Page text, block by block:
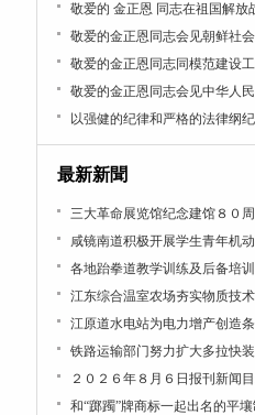
敬爱的 金正恩 同志在祖国解放
敬爱的金正恩同志会见朝鲜社
敬爱的金正恩同志同模范建设
敬爱的金正恩同志会见中华人
以强健的纪律和严格的法律纲
最新新聞
三大革命展览馆纪念建馆８０
咸镜南道积极开展学生青年机
各地跆拳道教学训练及后备培
江东综合温室农场夯实物质技
江原道水电站为电力增产创造
铁路运输部门努力扩大多拉快
２０２６年８月６日报刊新闻
和“踯躅”牌商标一起出名的平壤